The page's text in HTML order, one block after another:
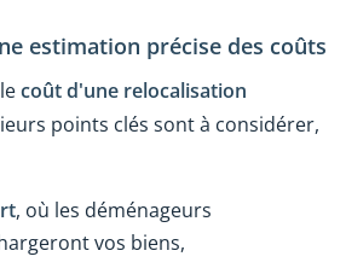
estimation précise des coûts
coût d'une relocalisation
points clés sont à considérer,
, où les déménageurs
vos biens,